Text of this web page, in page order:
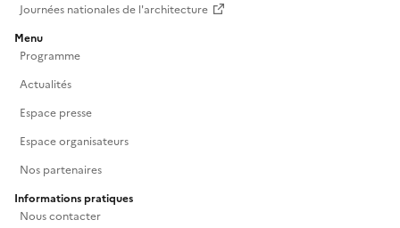
Journées nationales de l'architecture
Menu
Programme
Actualités
Espace presse
Espace organisateurs
Nos partenaires
Informations pratiques
Nous contacter